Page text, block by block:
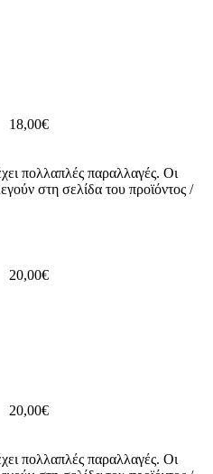
18,00€
πολλαπλές παραλλαγές. Οι
στη σελίδα του προϊόντος /
20,00€
20,00€
πολλαπλές παραλλαγές. Οι